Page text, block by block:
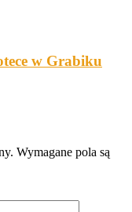
w Grabiku
Wymagane pola są